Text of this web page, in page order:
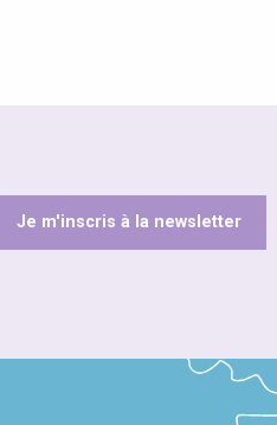
Je m'inscris à la newsletter